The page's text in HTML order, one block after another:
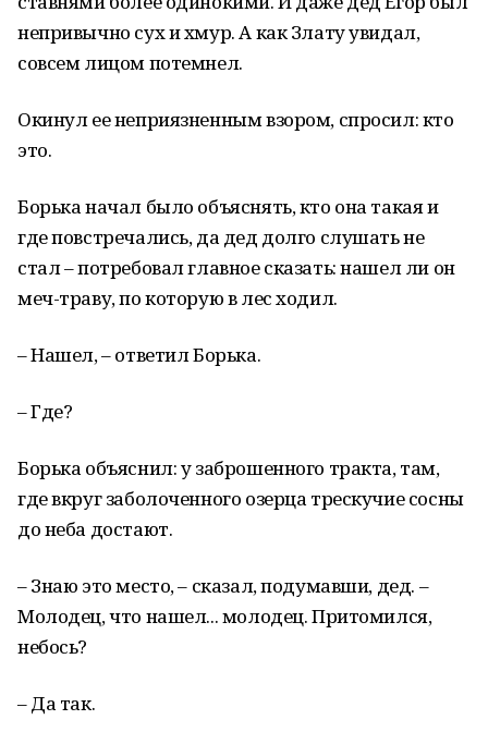
непривычно сух и хмур. А как Злату увидал,
совсем лицом потемнел.
Окинул ее неприязненным взором, спросил: кто
это.
Борька начал было объяснять, кто она такая и
где повстречались, да дед долго слушать не
стал – потребовал главное сказать: нашел ли он
меч-траву, по которую в лес ходил.
– Нашел, – ответил Борька.
– Где?
Борька объяснил: у заброшенного тракта, там,
где вкруг заболоченного озерца трескучие сосны
до неба достают.
– Знаю это место, – сказал, подумавши, дед. –
Молодец, что нашел... молодец. Притомился,
небось?
– Да так.